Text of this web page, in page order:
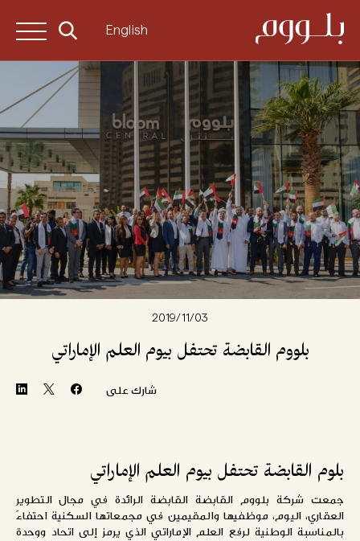
English
03‏/11‏/2019
بلووم القابضة تحتفل بيوم العلم الإماراتي
شارك على
بلوم القابضة تحتفل بيوم العلم الإماراتي
جمعت شركة بلووم القابضة القابضة الرائدة في مجال التطوير
العقاري، اليوم، موظفيها والمقيمين في مجمعاتها السكنية احتفاءً
بالمناسبة الوطنية لرفع العلم الإماراتي الذي يرمز إلى اتحاد ووحدة